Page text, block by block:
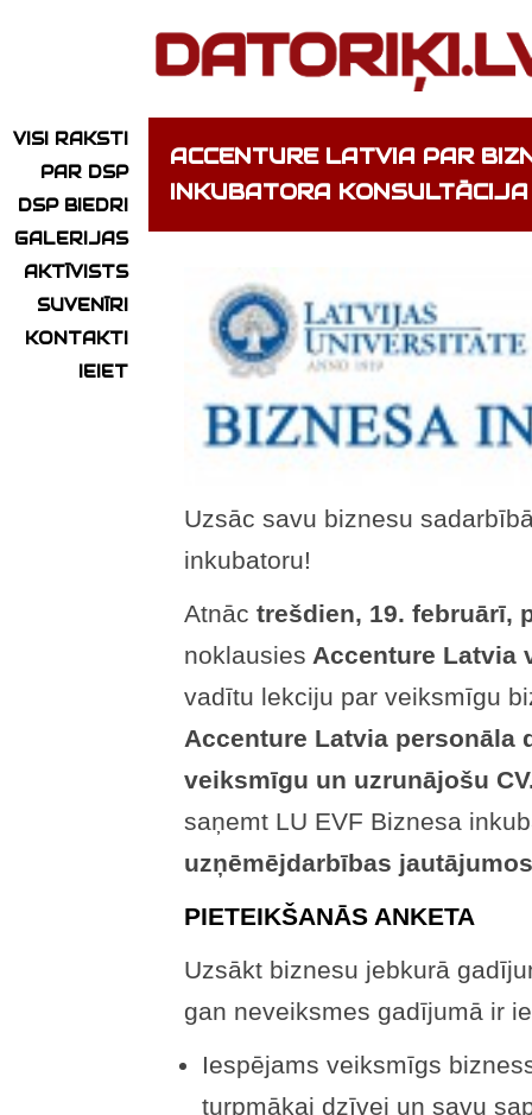
VISI RAKSTI
PAR DSP
DSP BIEDRI
GALERIJAS
AKTĪVISTS
SUVENĪRI
KONTAKTI
IEIET
ACCENTURE LATVIA PAR
INKUBATORA KONSULTĀCIJA
Uzsāc savu biznesu
inkubatoru!
Atnāc trešdien, 19. februārī,
noklausies Accenture Latvia
vadītu lekciju par veiksmīgu
Accenture Latvia personāla
veiksmīgu un uzrunājošu
saņemt LU EVF Biznesa
uzņēmējdarbības
PIETEIKŠANĀS ANKETA
Uzsākt biznesu jebkurā
gan neveiksmes gadījumā ir
Iespējams veiksmīgs
turpmākai dzīvei un savu